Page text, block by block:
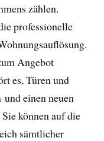
zählen.
professionelle
Angebot
es, Türen und
einen neuen
können auf die
sämtlicher